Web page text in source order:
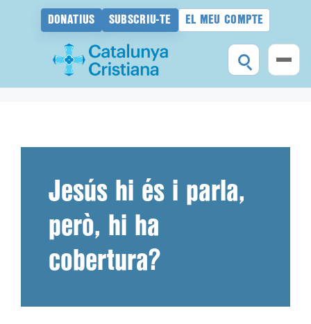
DONATIUS SUBSCRIU-TE EL MEU COMPTE
Jesús hi és i parla,
però, hi ha
cobertura?